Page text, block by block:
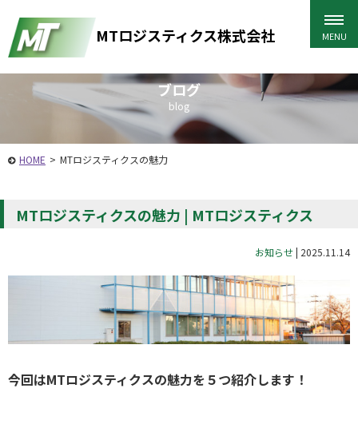
MTロジスティクス株式会社
ブログ
blog
HOME > MTロジスティクスの魅力
MTロジスティクスの魅力 | MTロジスティクス
お知らせ| 2025.11.14
今回はMTロジスティクスの魅力を５つ紹介します！